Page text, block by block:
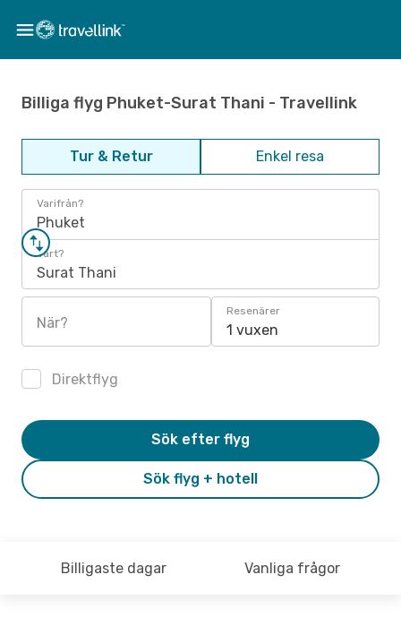
Billiga flyg Phuket-Surat Thani - Travellink
Tur & Retur Enkel resa
Varifrån?
Phuket
Vart?
Surat Thani
När?
Resenärer
1 vuxen
Direktflyg
Sök flyg + hotell
Sök efter flyg
Billigaste dagar Vanliga frågor